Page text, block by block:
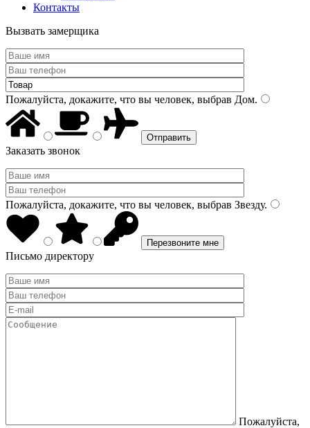
Контакты
Вызвать замерщика
Пожалуйста, докажите, что вы человек, выбрав Дом.
Заказать звонок
Пожалуйста, докажите, что вы человек, выбрав Звезду.
Письмо директору
Пожалуйста,